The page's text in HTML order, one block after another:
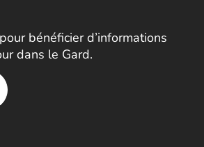
bénéficier d’informations
dans le Gard.